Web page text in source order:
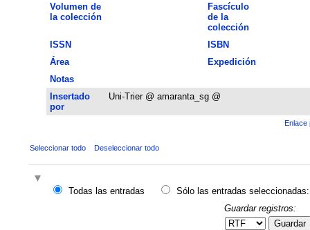
Volumen de
la colección
Fascículo
de la
colección
ISSN
ISBN
Área
Expedición
Notas
Insertado
por
Uni-Trier @ amaranta_sg @
Enlace
Seleccionar todo Deseleccionar todo
Todas las entradas
Sólo las entradas seleccionadas:
Guardar registros:
Guardar